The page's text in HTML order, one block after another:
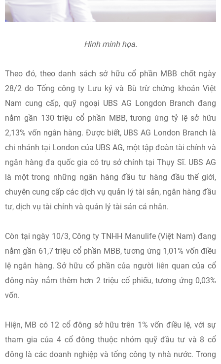
Hình minh họa.
Theo đó, theo danh sách sở hữu cổ phần MBB chốt ngày
28/2 do Tổng công ty Lưu ký và Bù trừ chứng khoán Việt
Nam cung cấp, quỹ ngoại UBS AG Longdon Branch đang
nắm gần 130 triệu cổ phần MBB, tương ứng tỷ lệ sở hữu
2,13% vốn ngân hàng. Được biết, UBS AG London Branch là
chi nhánh tại London của UBS AG, một tập đoàn tài chính và
ngân hàng đa quốc gia có trụ sở chính tại Thụy Sĩ. UBS AG
là một trong những ngân hàng đầu tư hàng đầu thế giới,
chuyên cung cấp các dịch vụ quản lý tài sản, ngân hàng đầu
tư, dịch vụ tài chính và quản lý tài sản cá nhân.
Còn tại ngày 10/3, Công ty TNHH Manulife (Việt Nam) đang
nắm gần 61,7 triệu cổ phần MBB, tương ứng 1,01% vốn điều
lệ ngân hàng. Sở hữu cổ phần của người liên quan của cổ
đông này nắm thêm hơn 2 triệu cổ phiếu, tương ứng 0,03%
vốn.
Hiện, MB có 12 cổ đông sở hữu trên 1% vốn điều lệ, với sự
tham gia của 4 cổ đông thuộc nhóm quỹ đầu tư và 8 cổ
đông là các doanh nghiệp và tổng công ty nhà nước. Trong